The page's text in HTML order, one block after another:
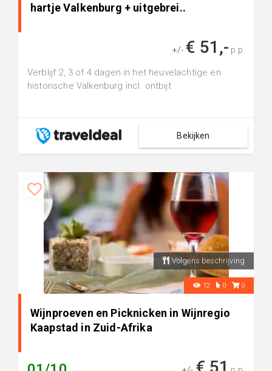
hartje Valkenburg + uitgebrei..
+/- € 51,- p.p.
Verblijf 2, 3 of 4 dagen in het heuvelachtige en
historische Valkenburg incl. ontbijt
Bekijken
Volgens beschrijving
12 0 0
Wijnproeven en Picknicken in Wijnregio
Kaapstad in Zuid-Afrika